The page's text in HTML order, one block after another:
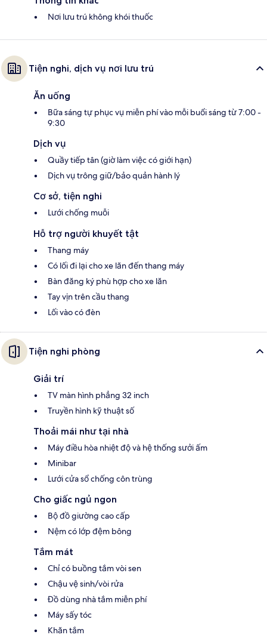
Nơi lưu trú không khói thuốc
Tiện nghi, dịch vụ nơi lưu trú
Ăn uống
Bữa sáng tự phục vụ miễn phí vào mỗi buổi sáng từ 7:00 -
9:30
Dịch vụ
Quầy tiếp tân (giờ làm việc có giới hạn)
Dịch vụ trông giữ/bảo quản hành lý
Cơ sở, tiện nghi
Lưới chống muỗi
Hỗ trợ người khuyết tật
Thang máy
Có lối đi lại cho xe lăn đến thang máy
Bàn đăng ký phù hợp cho xe lăn
Tay vịn trên cầu thang
Lối vào có đèn
Tiện nghi phòng
Giải trí
TV màn hình phẳng 32 inch
Truyền hình kỹ thuật số
Thoải mái như tại nhà
Máy điều hòa nhiệt độ và hệ thống sưởi ấm
Minibar
Lưới cửa sổ chống côn trùng
Cho giấc ngủ ngon
Bộ đồ giường cao cấp
Nệm có lớp đệm bông
Tắm mát
Chỉ có buồng tắm vòi sen
Chậu vệ sinh/vòi rửa
Đồ dùng nhà tắm miễn phí
Máy sấy tóc
Khăn tắm